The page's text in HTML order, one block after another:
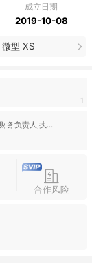
成立日期
2019-10-08
微型 XS
1
财务负责人,执行董事兼总经理
合作风险